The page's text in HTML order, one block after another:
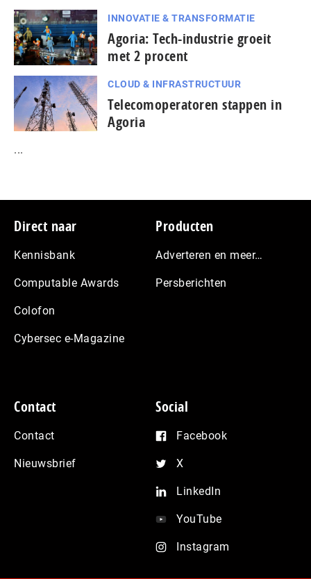
INNOVATIE & TRANSFORMATIE
Agoria: Tech-industrie groeit
met 2 procent
CLOUD & INFRASTRUCTUUR
Telecomoperatoren stappen in
Agoria
...
Footer
Direct naar
Kennisbank
Computable Awards
Colofon
Cybersec e-Magazine
Producten
Adverteren en meer…
Persberichten
Contact
Contact
Nieuwsbrief
Social
Facebook
X
LinkedIn
YouTube
Instagram